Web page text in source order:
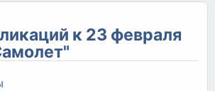
к 23 февраля